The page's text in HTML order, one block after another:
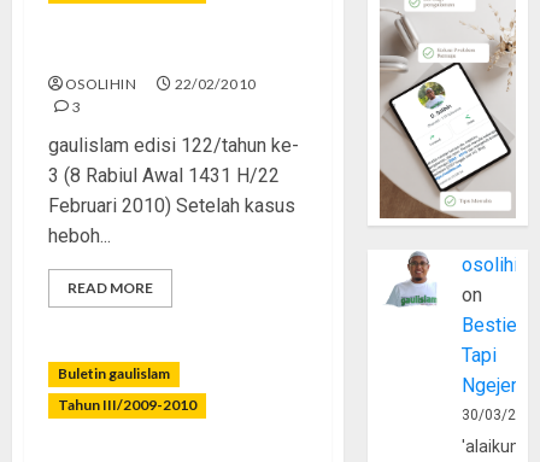
OSOLIHIN
22/02/2010
3
gaulislam edisi 122/tahun ke-
3 (8 Rabiul Awal 1431 H/22
Februari 2010) Setelah kasus
heboh...
READ MORE
Buletin gaulislam
Tahun III/2009-2010
osolihin
on
Bestie
Tapi
30/03/